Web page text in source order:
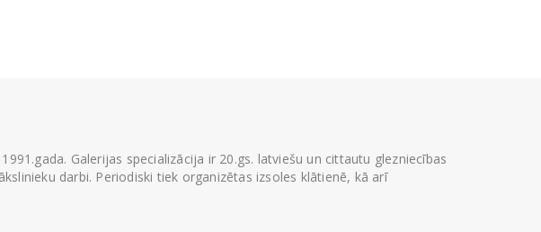
Galerijas specializācija ir 20.gs. latviešu un cittautu glezniecības
darbi. Periodiski tiek organizētas izsoles klātienē, kā arī